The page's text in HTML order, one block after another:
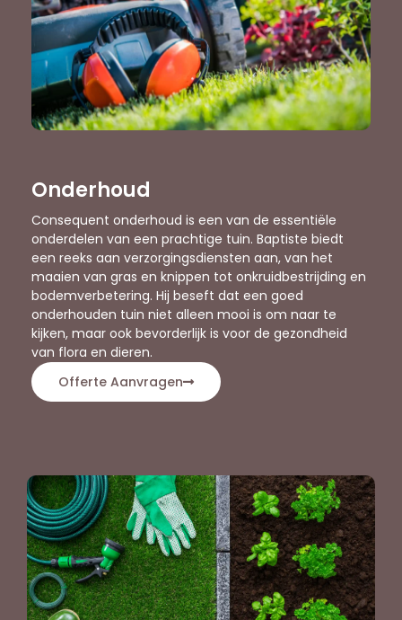
Onderhoud
Consequent onderhoud is een van de essentiële
onderdelen van een prachtige tuin. Baptiste biedt
een reeks aan verzorgingsdiensten aan, van het
maaien van gras en knippen tot onkruidbestrijding en
bodemverbetering. Hij beseft dat een goed
onderhouden tuin niet alleen mooi is om naar te
kijken, maar ook bevorderlijk is voor de gezondheid
van flora en dieren.
Offerte Aanvragen